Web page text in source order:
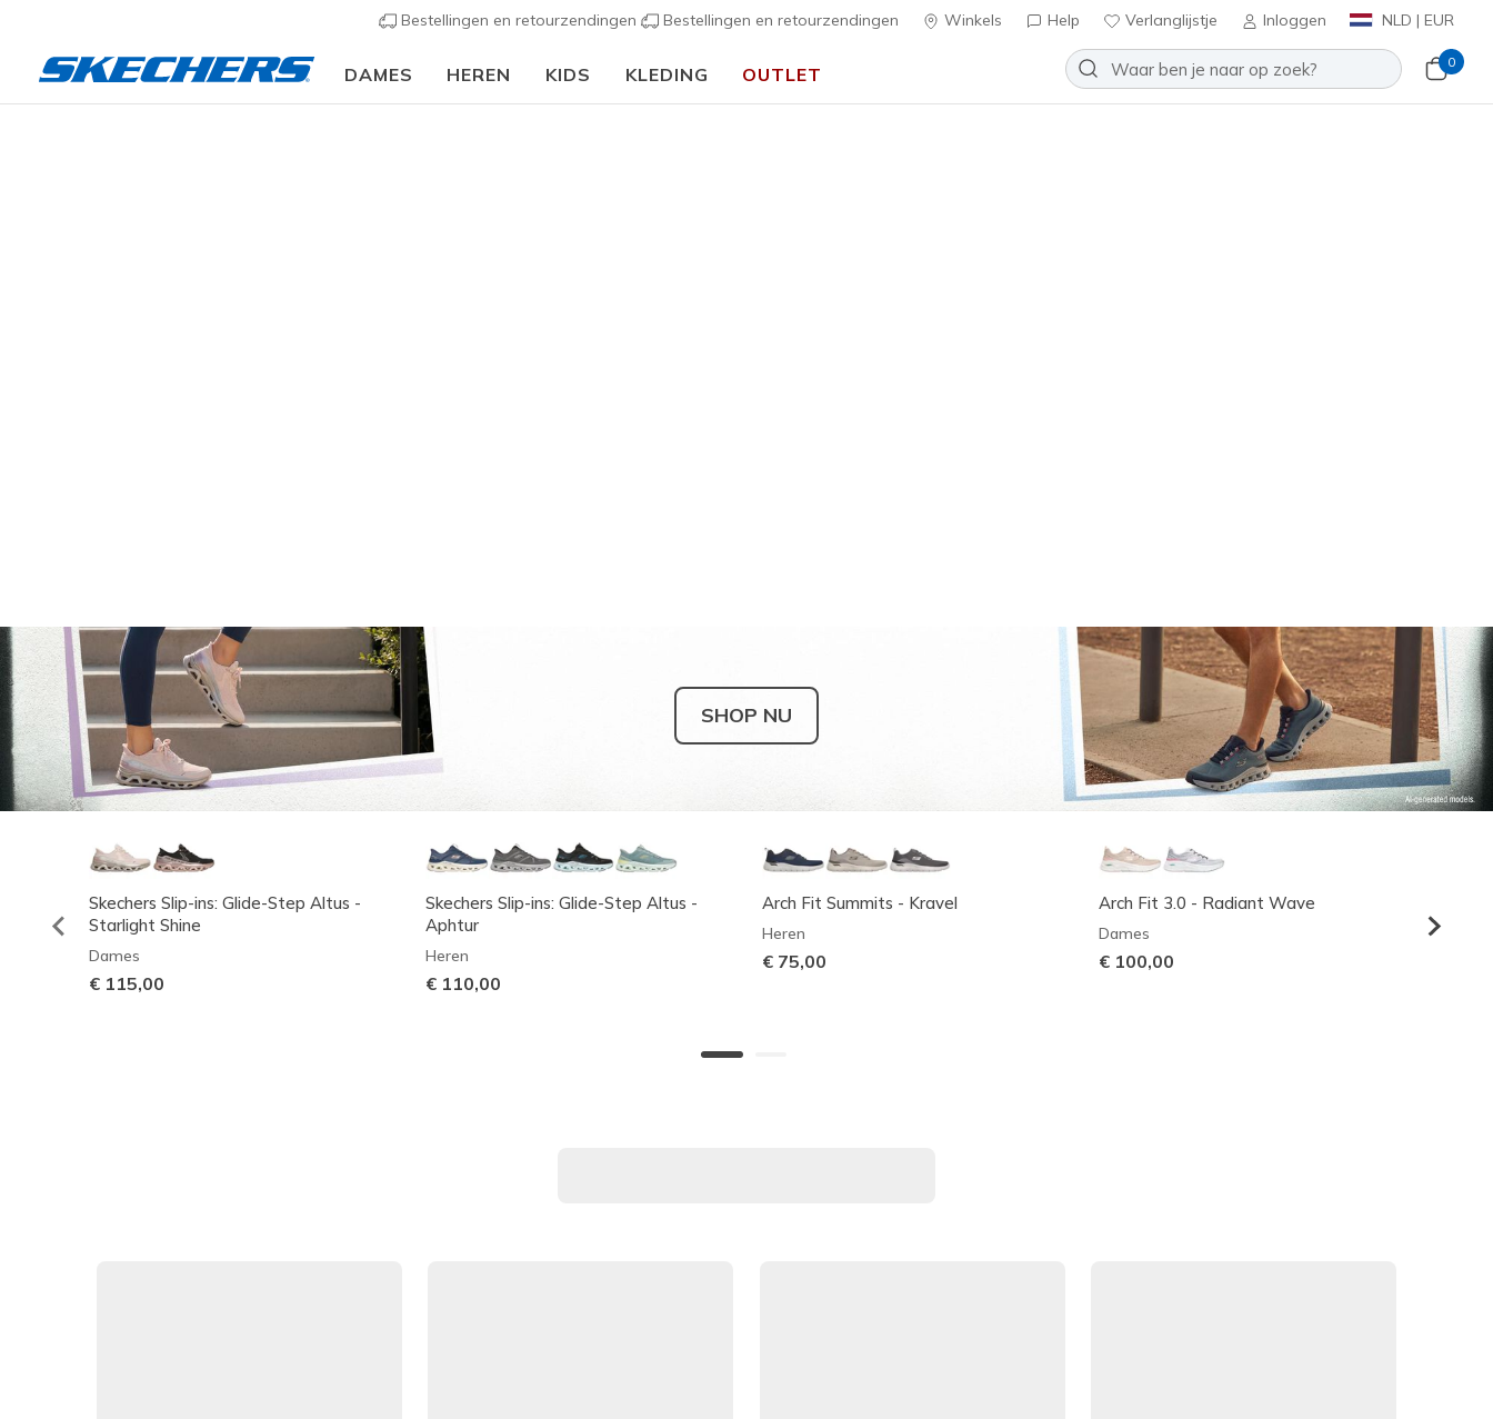
Bestellingen en retourzendingen Bestellingen en retourzendingen Winkels Help Verlanglijstje Inloggen NLD | EUR
DAMES HEREN KIDS KLEDING OUTLET
0
SHOP NU
Skechers Slip-ins: Glide-Step Altus -
Starlight Shine
Dames
€ 115,00
Skechers Slip-ins: Glide-Step Altus -
Aphtur
Heren
€ 110,00
Arch Fit Summits - Kravel
Heren
€ 75,00
Arch Fit 3.0 - Radiant Wave
Dames
€ 100,00
Heren